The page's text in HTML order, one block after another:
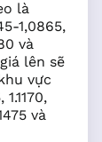
là
1,0865,
và
lên sẽ
vực
1.1170,
và